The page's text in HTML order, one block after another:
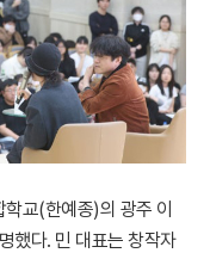
교(한예종)의 광주 이
했다. 민 대표는 창작자